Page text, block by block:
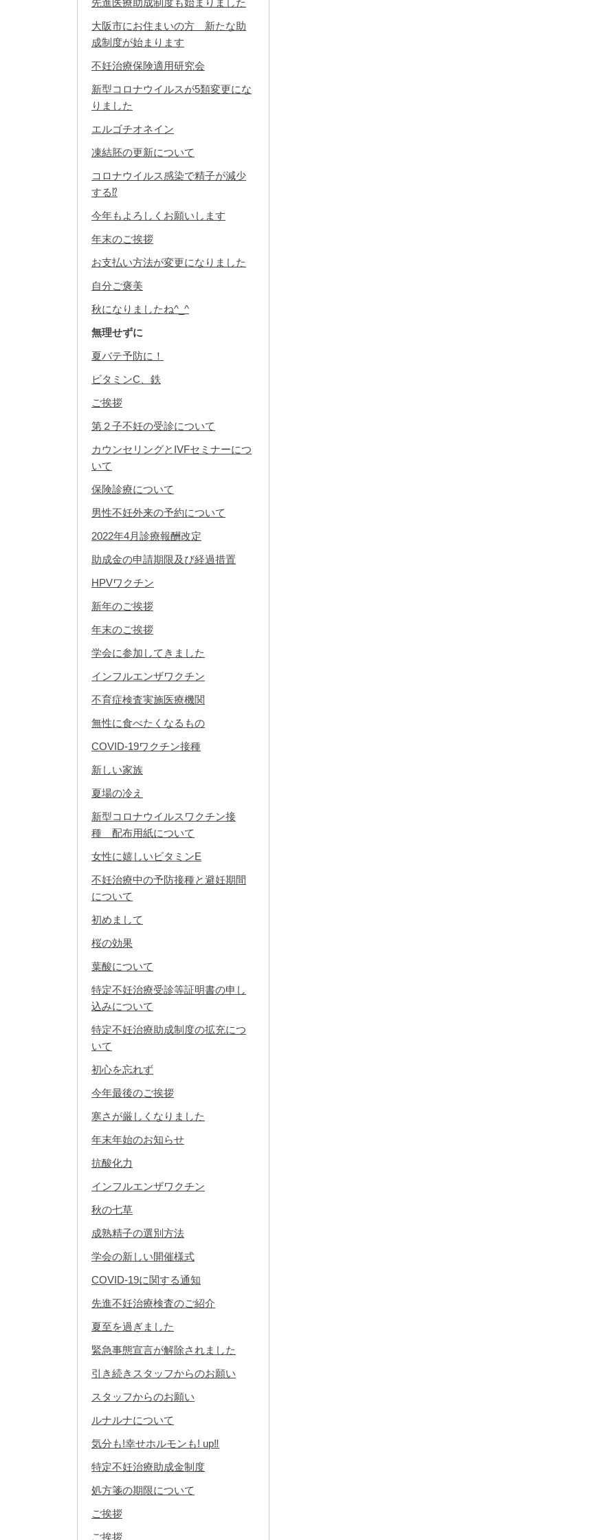
先進医療助成制度も始まりました
大阪市にお住まいの方 新たな助
成制度が始まります
不妊治療保険適用研究会
新型コロナウイルスが5類変更にな
りました
エルゴチオネイン
凍結胚の更新について
コロナウイルス感染で精子が減少
する⁉
今年もよろしくお願いします
年末のご挨拶
お支払い方法が変更になりました
自分ご褒美
秋になりましたね^_^
無理せずに
夏バテ予防に！
ビタミンC、鉄
ご挨拶
第２子不妊の受診について
カウンセリングとIVFセミナーにつ
いて
保険診療について
男性不妊外来の予約について
2022年4月診療報酬改定
助成金の申請期限及び経過措置
HPVワクチン
新年のご挨拶
年末のご挨拶
学会に参加してきました
インフルエンザワクチン
不育症検査実施医療機関
無性に食べたくなるもの
COVID-19ワクチン接種
新しい家族
夏場の冷え
新型コロナウイルスワクチン接
種 配布用紙について
女性に嬉しいビタミンE
不妊治療中の予防接種と避妊期間
について
初めまして
桜の効果
葉酸について
特定不妊治療受診等証明書の申し
込みについて
特定不妊治療助成制度の拡充につ
いて
初心を忘れず
今年最後のご挨拶
寒さが厳しくなりました
年末年始のお知らせ
抗酸化力
インフルエンザワクチン
秋の七草
成熟精子の選別方法
学会の新しい開催様式
COVID-19に関する通知
先進不妊治療検査のご紹介
夏至を過ぎました
緊急事態宣言が解除されました
引き続きスタッフからのお願い
スタッフからのお願い
ルナルナについて
気分も!幸せホルモンも! up‼︎
特定不妊治療助成金制度
処方箋の期限について
ご挨拶
ご挨拶